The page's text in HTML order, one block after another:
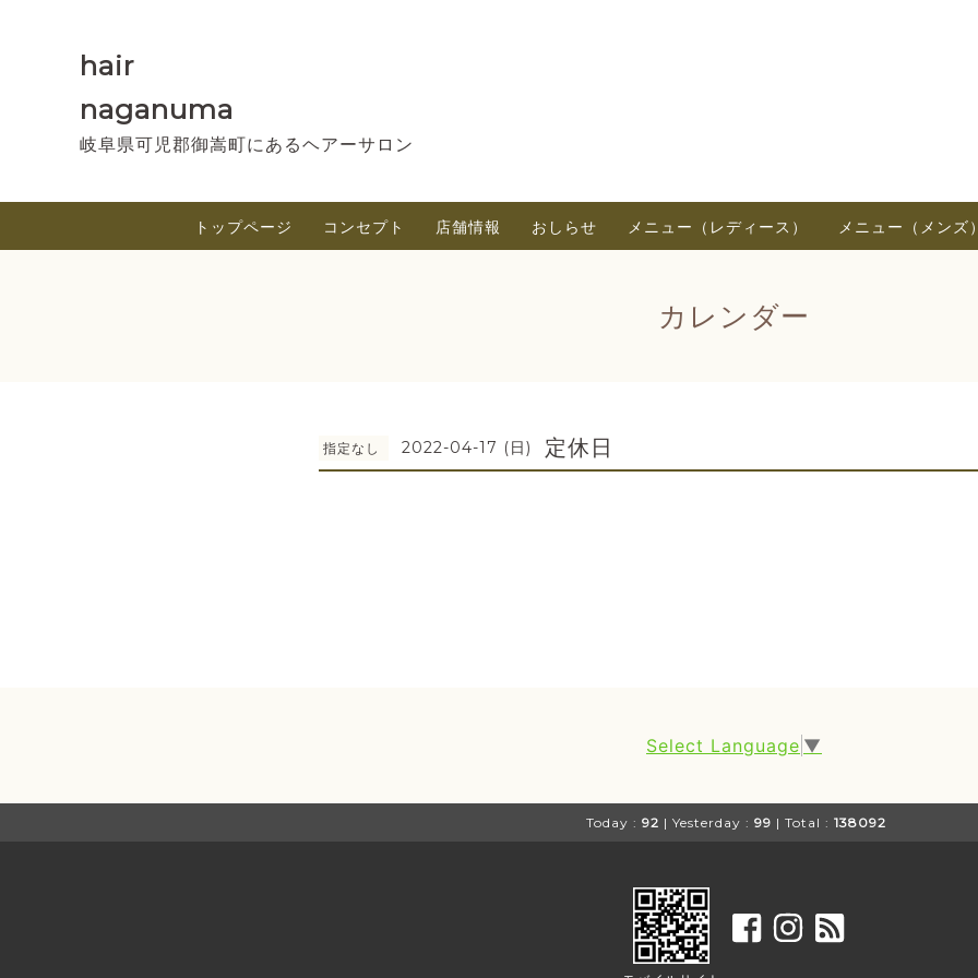
hair
naganuma
岐阜県可児郡御嵩町にあるヘアーサロン
トップページ コンセプト 店舗情報 おしらせ メニュー（レディース） メニュー（メンズ）
カレンダー
指定なし 2022-04-17 (日) 定休日
Select Language ▼
Today : 92 | Yesterday : 99 | Total : 138092